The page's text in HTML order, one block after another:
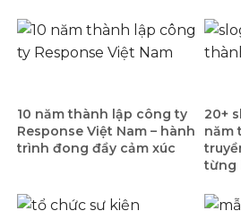
10 năm thành lập công ty
Response Việt Nam – hành
trình đong đầy cảm xúc
20+
năm
từng